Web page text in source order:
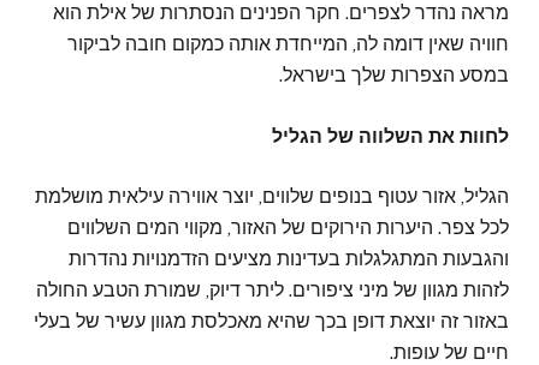
מראה נהדר לצפרים. חקר הפנינים הנסתרות של אילת הוא
חוויה שאין דומה לה, המייחדת אותה כמקום חובה לביקור
במסע הצפרות שלך בישראל.
לחוות את השלווה של הגליל
הגליל, אזור עטוף בנופים שלווים, יוצר אווירה עילאית מושלמת
לכל צפר. היערות הירוקים של האזור, מקווי המים השלווים
והגבעות המתגלגלות בעדינות מציעים הזדמנויות נהדרות
לזהות מגוון של מיני ציפורים. ליתר דיוק, שמורת הטבע החולה
באזור זה יוצאת דופן בכך שהיא מאכלסת מגוון עשיר של בעלי
חיים של עופות.